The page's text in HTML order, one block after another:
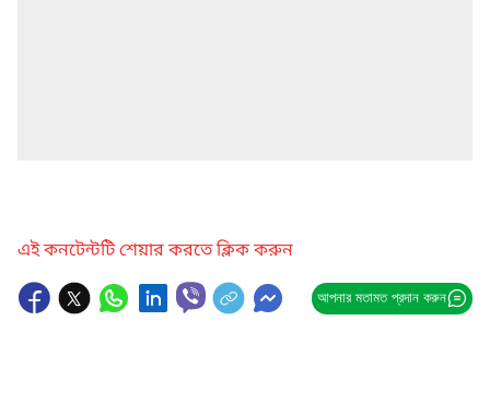
এই কনটেন্টটি শেয়ার করতে ক্লিক করুন
আপনার মতামত প্রদান করুন